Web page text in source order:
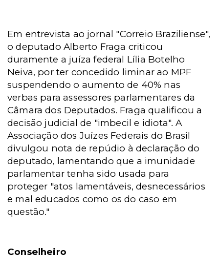
Em entrevista ao jornal "Correio Braziliense",
o deputado Alberto Fraga criticou
duramente a juíza federal Lília Botelho
Neiva, por ter concedido liminar ao MPF
suspendendo o aumento de 40% nas
verbas para assessores parlamentares da
Câmara dos Deputados. Fraga qualificou a
decisão judicial de "imbecil e idiota". A
Associação dos Juízes Federais do Brasil
divulgou nota de repúdio à declaração do
deputado, lamentando que a imunidade
parlamentar tenha sido usada para
proteger "atos lamentáveis, desnecessários
e mal educados como os do caso em
questão."
Conselheiro